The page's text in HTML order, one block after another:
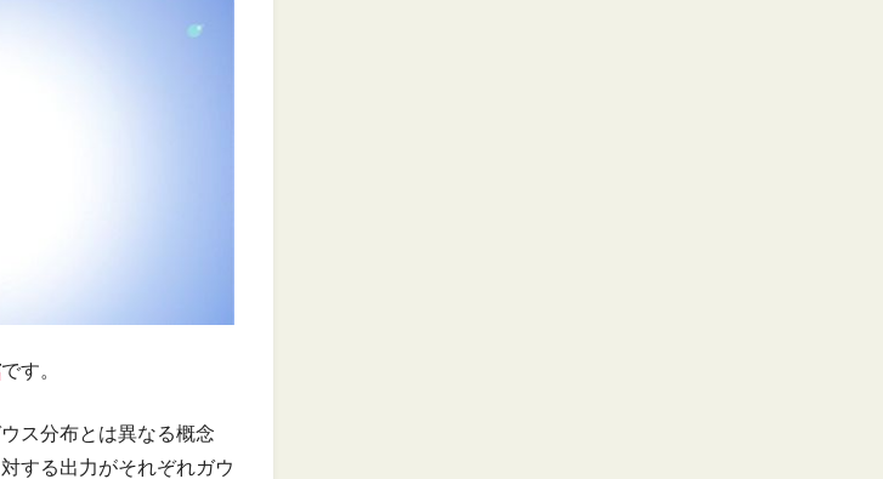
です。
ス分布とは異なる概念
する出力がそれぞれガウ